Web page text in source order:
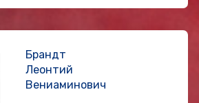
Брандт
Леонтий
Вениаминович